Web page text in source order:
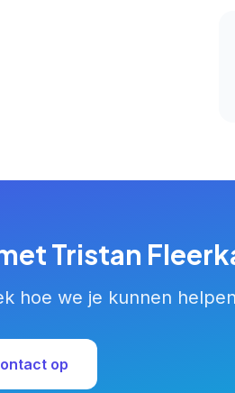
Tristan
hoe we je kunnen
op